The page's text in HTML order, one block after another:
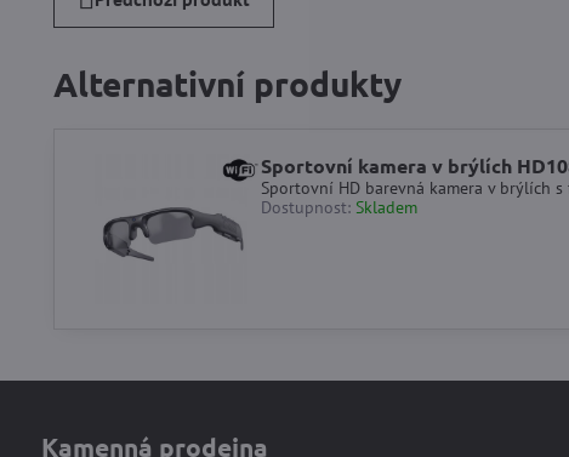
Alternativní produkty
Sportovní kamera v brýlích
Sportovní HD barevná kamera v brýlích
Dostupnost: Skladem
Kamenná prodejna